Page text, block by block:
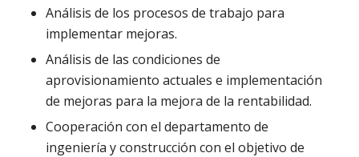
Análisis de los procesos de trabajo para
implementar mejoras.
Análisis de las condiciones de
aprovisionamiento actuales e implementación
de mejoras para la mejora de la rentabilidad.
Cooperación con el departamento de
ingeniería y construcción con el objetivo de